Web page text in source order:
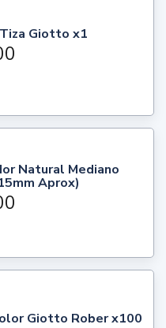
Giotto x1
Natural Mediano
Aprox)
Giotto Rober x100